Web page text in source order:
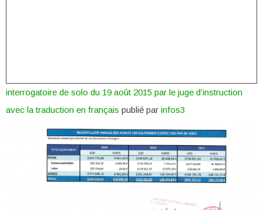
interrogatoire de solo du 19 août 2015 par le juge d’instruction
avec la traduction en français publié par infos3